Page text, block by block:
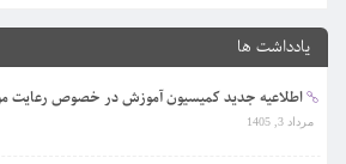
یادداشت ها
مرداد 3, 1405
اطلاعیه جدید کمیسیون آموزش در خصوص رعایت
مرداد 3, 1405